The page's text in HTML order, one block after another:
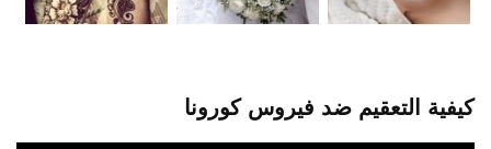
كيفية التعقيم ضد فيروس كورونا